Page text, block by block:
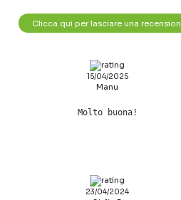
Clicca qui per lasciare una
15/04/2025
Manu
Molto buona!
23/04/2024